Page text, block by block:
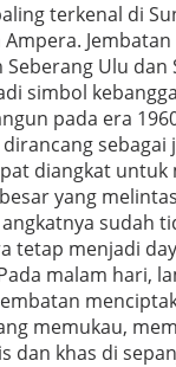
terkenal di
Ulu dan
simbol
pada era
sebagai
diangkat untuk
yang
sudah
tetap menjadi
malam hari,
memukau,
dan khas di